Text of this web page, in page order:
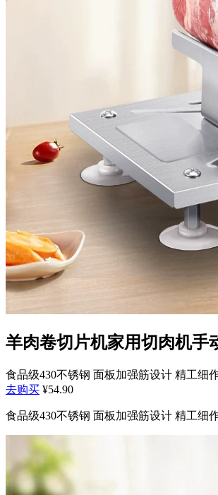
羊肉卷切片机家用切肉机手
食品级430不锈钢 面板加强筋设计 精工细
去购买 ¥54.90
食品级430不锈钢 面板加强筋设计 精工细